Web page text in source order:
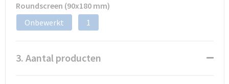
Roundscreen (90x180 mm)
Onbewerkt
1
3. Aantal producten